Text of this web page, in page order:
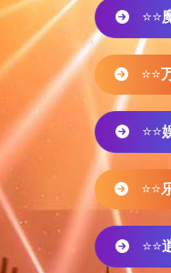
⭐⭐
⭐⭐
⭐⭐
⭐⭐
⭐⭐